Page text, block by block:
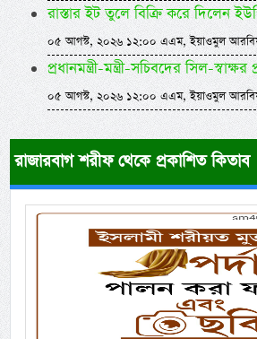
রাস্তার ইট তুলে বিক্রি করে দিলেন
০৫ আগস্ট, ২০২৬ ১২:০০ এএম, ইয়াওমুল
প্রধানমন্ত্রী-মন্ত্রী-সচিবদের সিল-স্বাক্ষর
০৫ আগস্ট, ২০২৬ ১২:০০ এএম, ইয়াওমুল
রাজারবাগ শরীফ থেকে প্রকাশিত কিতাব